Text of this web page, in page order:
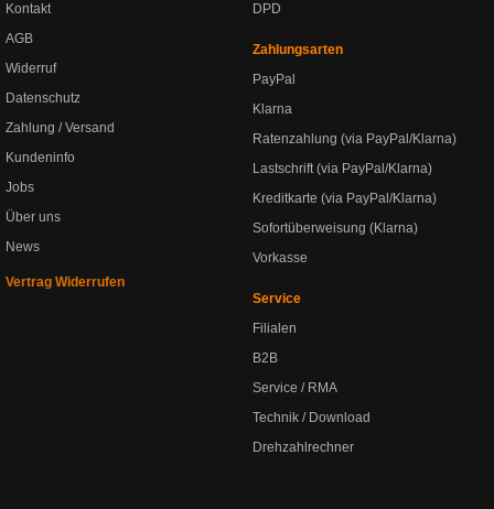
Kontakt
AGB
Widerruf
Datenschutz
Zahlung / Versand
Kundeninfo
Jobs
Über uns
News
Vertrag Widerrufen
DPD
Zahlungsarten
PayPal
Klarna
Ratenzahlung (via PayPal/Klarna)
Lastschrift (via PayPal/Klarna)
Kreditkarte (via PayPal/Klarna)
Sofortüberweisung (Klarna)
Vorkasse
Service
Filialen
B2B
Service / RMA
Technik / Download
Drehzahlrechner